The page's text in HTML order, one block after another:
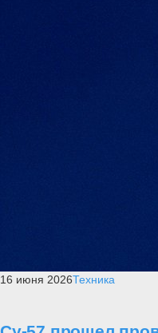
16 июня 2026Техника